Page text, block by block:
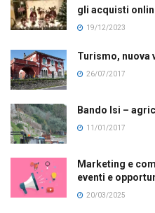
gli acquisti
19/12/2023
Turismo, nuova
26/07/2017
Bando Isi –
11/01/2017
Marketing e
eventi e
20/03/2025